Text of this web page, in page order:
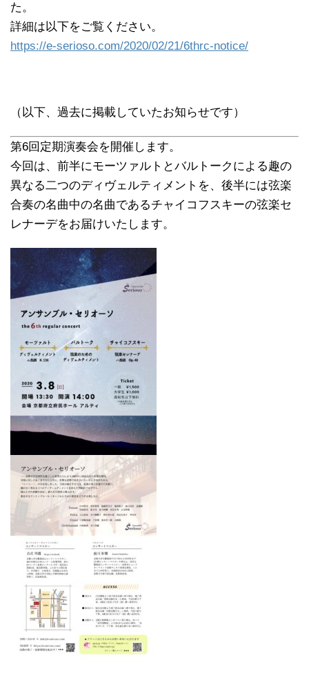
た。
詳細は以下をご覧ください。
https://e-serioso.com/2020/02/21/6thrc-notice/
（以下、過去に掲載していたお知らせです）
第6回定期演奏会を開催します。
今回は、前半にモーツァルトとバルトークによる趣の
異なる二つのディヴェルティメントを、後半には弦楽
合奏の名曲中の名曲であるチャイコフスキーの弦楽セ
レナーデをお届けいたします。